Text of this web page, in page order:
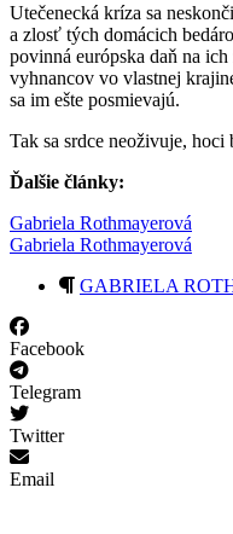
Utečenecká kríza sa
a zlosť tých domácich
povinná európska daň na
vyhnancov vo vlastnej
sa im ešte posmievajú.
Tak sa srdce neoživuje,
Ďalšie články:
Gabriela Rothmayerová
Gabriela Rothmayerová
GABRIELA
Facebook
Telegram
Twitter
Email